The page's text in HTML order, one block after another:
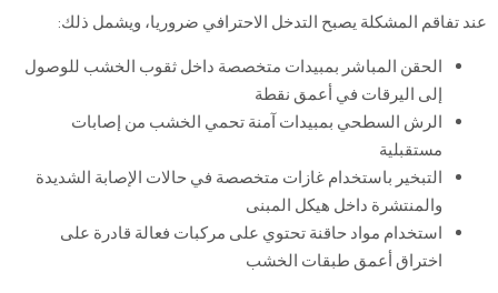
عند تفاقم المشكلة يصبح التدخل الاحترافي ضروريا، ويشمل ذلك:
الحقن المباشر بمبيدات متخصصة داخل ثقوب الخشب للوصول
إلى اليرقات في أعمق نقطة
الرش السطحي بمبيدات آمنة تحمي الخشب من إصابات
مستقبلية
التبخير باستخدام غازات متخصصة في حالات الإصابة الشديدة
والمنتشرة داخل هيكل المبنى
استخدام مواد حاقنة تحتوي على مركبات فعالة قادرة على
اختراق أعمق طبقات الخشب